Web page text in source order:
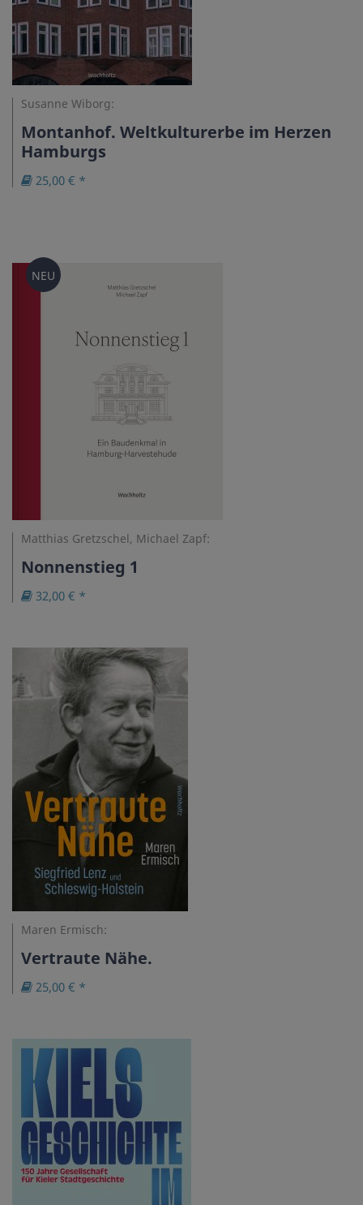
Susanne Wiborg:
Montanhof. Weltkulturerbe im Herzen
Hamburgs
25,00 € *
NEU
Matthias Gretzschel, Michael Zapf:
Nonnenstieg 1
32,00 € *
Maren Ermisch:
Vertraute Nähe.
25,00 € *